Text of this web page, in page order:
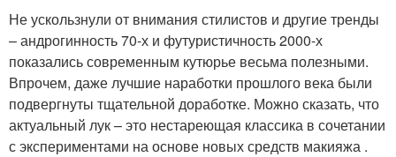
Не ускользнули от внимания стилистов и другие тренды
– андрогинность 70-х и футуристичность 2000-х
показались современным кутюрье весьма полезными.
Впрочем, даже лучшие наработки прошлого века были
подвергнуты тщательной доработке. Можно сказать, что
актуальный лук – это нестареющая классика в сочетании
с экспериментами на основе новых средств макияжа .